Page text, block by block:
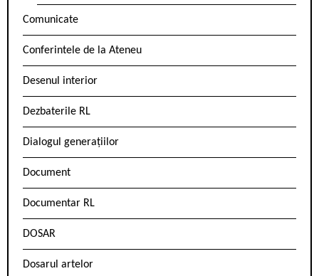
Comunicate
Conferintele de la Ateneu
Desenul interior
Dezbaterile RL
Dialogul generațiilor
Document
Documentar RL
DOSAR
Dosarul artelor